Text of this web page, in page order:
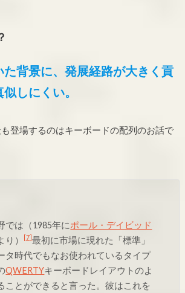
背景に、発展経路が大きく貢
しにくい。
登場するのはキーボードの配列のお話で
では（1985年にポール・デイビッド
り） [7]最初に市場に現れた「標準」
タ時代でもなお使われているタイプ
QWERTYキーボードレイアウトのよ
ことができると言った。彼はこれを